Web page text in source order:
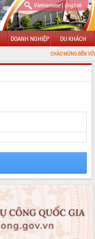
Vietnamese| English
DOANH NGHIỆP DU KHÁCH
CHÀO MỪNG ĐẾN VỚI CỔNG